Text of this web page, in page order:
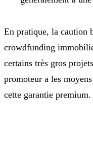
En pratique, la caution
crowdfunding
certains très gros
promoteur a les
cette garantie premium.